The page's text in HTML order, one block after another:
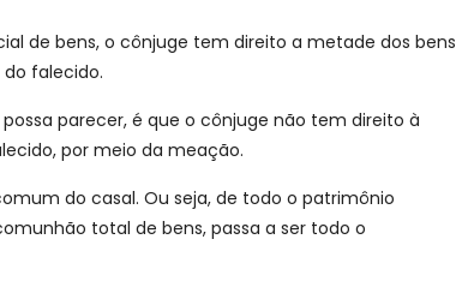
de bens, o cônjuge tem direito a metade dos bens
falecido.
parecer, é que o cônjuge não tem direito à
por meio da meação.
do casal. Ou seja, de todo o patrimônio
total de bens, passa a ser todo o